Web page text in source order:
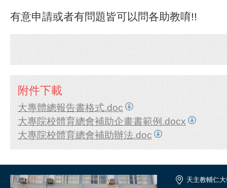
有意申請或者有問題皆可以問各助教唷!!
附件下載
大專體總報告書格式.doc
大專院校體育總會補助企畫書範例.docx
大專院校體育總會補助辦法.doc
天主教輔仁